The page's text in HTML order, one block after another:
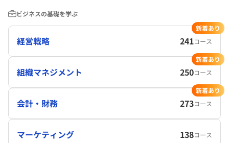
ビジネスの基礎を学ぶ
経営戦略 241コース
新着あり
組織マネジメント 250コース
新着あり
会計・財務 273コース
新着あり
マーケティング 138コース